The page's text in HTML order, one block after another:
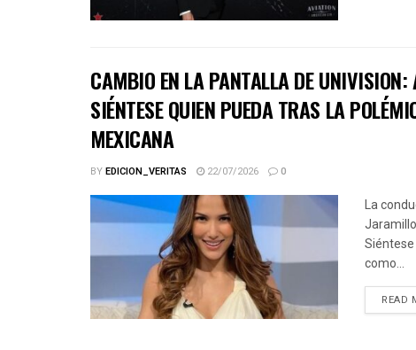
CAMBIO EN LA PANTALLA DE UNIVISION:
SIÉNTESE QUIEN PUEDA TRAS LA
MEXICANA
BYEDICION_VERITAS 22/07/2026 0
La
Siéntese
como...
READ